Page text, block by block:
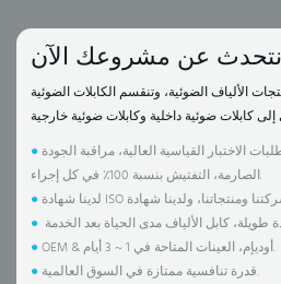
الألياف الضوئية، وتنقسم الكابلات الضوئية
● الاختبار القياسية العالية، مراقبة الجودة
الصارمة، التفتيش بنسبة 100٪ في كل إجراء.
●
●
●
OEM & أوديإم، العينات المتاحة في 1 ~ 3 أيام.
●
قدرة تنافسية ممتازة في السوق العالمية.